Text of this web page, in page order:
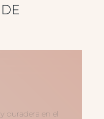
duradera en el